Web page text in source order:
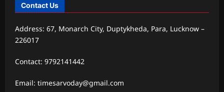
Contact Us
Address: 67, Monarch City, Duptykheda, Para, Lucknow –
226017
Contact: 9792141442
Email: timesarvoday@gmail.com